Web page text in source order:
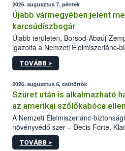
2026. augusztus 7, péntek
Újabb vármegyében jelent
karcsúdíszbogár
Újabb területen, Borsod-Abaúj-
igazolta a Nemzeti Élelmiszerlánc-
kőrisrontó karcsúdíszbogár (Agrilus
kártevőt nem csak színcsapdában
az intenzív felderítést, emellett az
hatósággal is összehangolják a
TOVÁBB >
2026. augusztus 6, csütörtök
Szüret után is alkalmazható
az amerikai szőlőkabóca ellen
A Nemzeti Élelmiszerlánc-
növényvédő szer – Decis Forte,
engedélyokiratát módosította, így
egészen a vesszőérettség (BBCH
TOVÁBB >